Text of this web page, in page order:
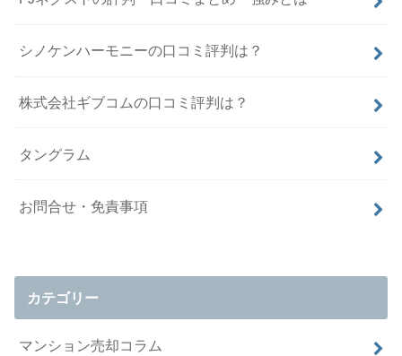
シノケンハーモニーの口コミ評判は？
株式会社ギブコムの口コミ評判は？
タングラム
お問合せ・免責事項
カテゴリー
マンション売却コラム